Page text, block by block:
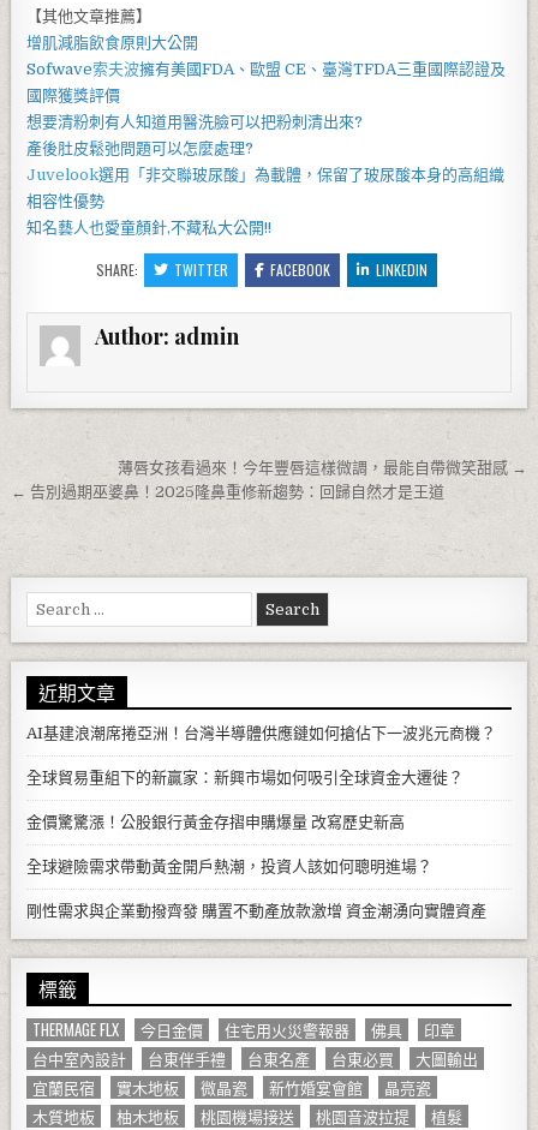
【其他文章推薦】
增肌減脂飲食原則大公開
Sofwave索夫波擁有美國FDA、歐盟 CE、臺灣TFDA三重國際認證及
國際獲獎評價
想要清粉刺有人知道用醫洗臉可以把粉刺清出來?
產後肚皮鬆弛 問題可以怎麼處理?
Juvelook選用「非交聯玻尿酸」為載體，保留了玻尿酸本身的高組織
相容性優勢
知名藝人也愛童顏針,不藏私大公開!!
SHARE: TWITTER FACEBOOK LINKEDIN
Author: admin
文章導覽薄唇女孩看過來！今年豐唇這樣微調，最能自帶微笑甜感 →
← 告別過期巫婆鼻！2025隆鼻重修新趨勢：回歸自然才是王道
Search for:
近期文章
AI基建浪潮席捲亞洲！台灣半導體供應鏈如何搶佔下一波兆元商機？
全球貿易重組下的新贏家：新興市場如何吸引全球資金大遷徙？
金價驚驚漲！公股銀行黃金存摺申購爆量 改寫歷史新高
全球避險需求帶動黃金開戶熱潮，投資人該如何聰明進場？
剛性需求與企業動撥齊發 購置不動產放款激增 資金潮湧向實體資產
標籤
THERMAGE FLX 今日金價 住宅用火災警報器 佛具
印章
台中室內設計
台東伴手禮 台東名產 台東必買
大圖輸出
宜蘭民宿
實木地板 微晶瓷 新竹婚宴會館
晶亮瓷
木質地板
柚木地板 桃園機場接送 桃園音波拉提
植髮